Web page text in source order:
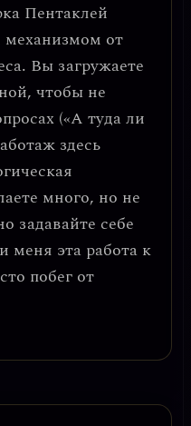
Пентаклей
от
Вы загружаете
чтобы не
(«А туда ли
здесь
много, но не
задавайте себе
меня эта работа к
побег от